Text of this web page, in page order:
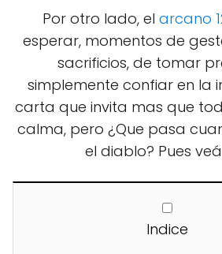
Por otro lado, el arcano
esperar, momentos de
sacrificios, de tomar
simplemente confiar en la
carta que invita mas que
calma, pero ¿Que pasa
el diablo? Pues
Indice